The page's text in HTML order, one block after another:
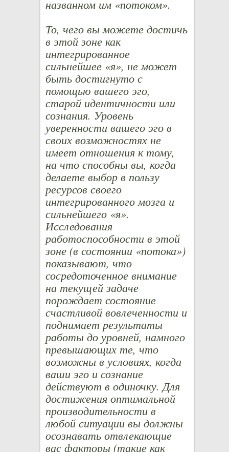
названном им «потоком».
То, чего вы можете достичь
в этой зоне как
интегрированное
сильнейшее «я», не может
быть достигнуто с
помощью вашего эго,
старой идентичности или
сознания. Уровень
уверенности вашего эго в
своих возможностях не
имеет отношения к тому,
на что способны вы, когда
делаете выбор в пользу
ресурсов своего
интегрированного мозга и
сильнейшего «я».
Исследования
работоспособности в этой
зоне (в состоянии «потока»)
показывают, что
сосредоточенное внимание
на текущей задаче
порождает состояние
счастливой вовлеченности и
поднимает результаты
работы до уровней, намного
превышающих те, что
возможны в условиях, когда
ваши эго и сознание
действуют в одиночку. Для
достижения оптимальной
производительности в
любой ситуации вы должны
осознавать отвлекающие
вас факторы (такие как